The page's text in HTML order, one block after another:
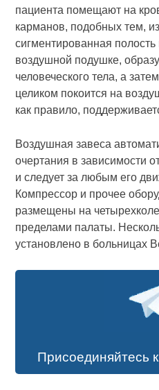
пациента помещают на
карманов, подобных тем,
сигментированная
воздушной подушке,
человеческого тела, а
целиком покоится на
как правило,
Воздушная завеса
очертания в зависимости
и следует за любым его
Компрессор и прочее
размещены на
пределами палаты.
установлено в больницах
Присоединяйтесь